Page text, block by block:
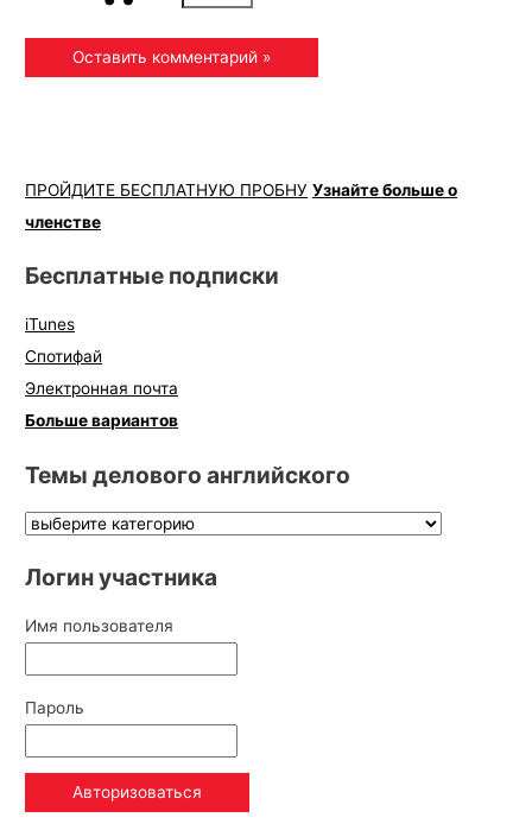
ПРОЙДИТЕ БЕСПЛАТНУЮ ПРОБНУ Узнайте больше о
членстве
Бесплатные подписки
iTunes
Спотифай
Электронная почта
Больше вариантов
Темы делового английского
Логин участника
Имя пользователя
Пароль